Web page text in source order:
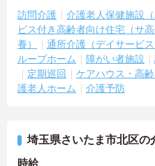
訪問介護 介護老人保健施設（
ビス付き高齢者向け住宅（サ高
養）
通所介護（デイサービス
ループホーム
障がい者施設
定期巡回
ケアハウス・高
護老人ホーム
介護予防
埼玉県さいたま市北区の
時給